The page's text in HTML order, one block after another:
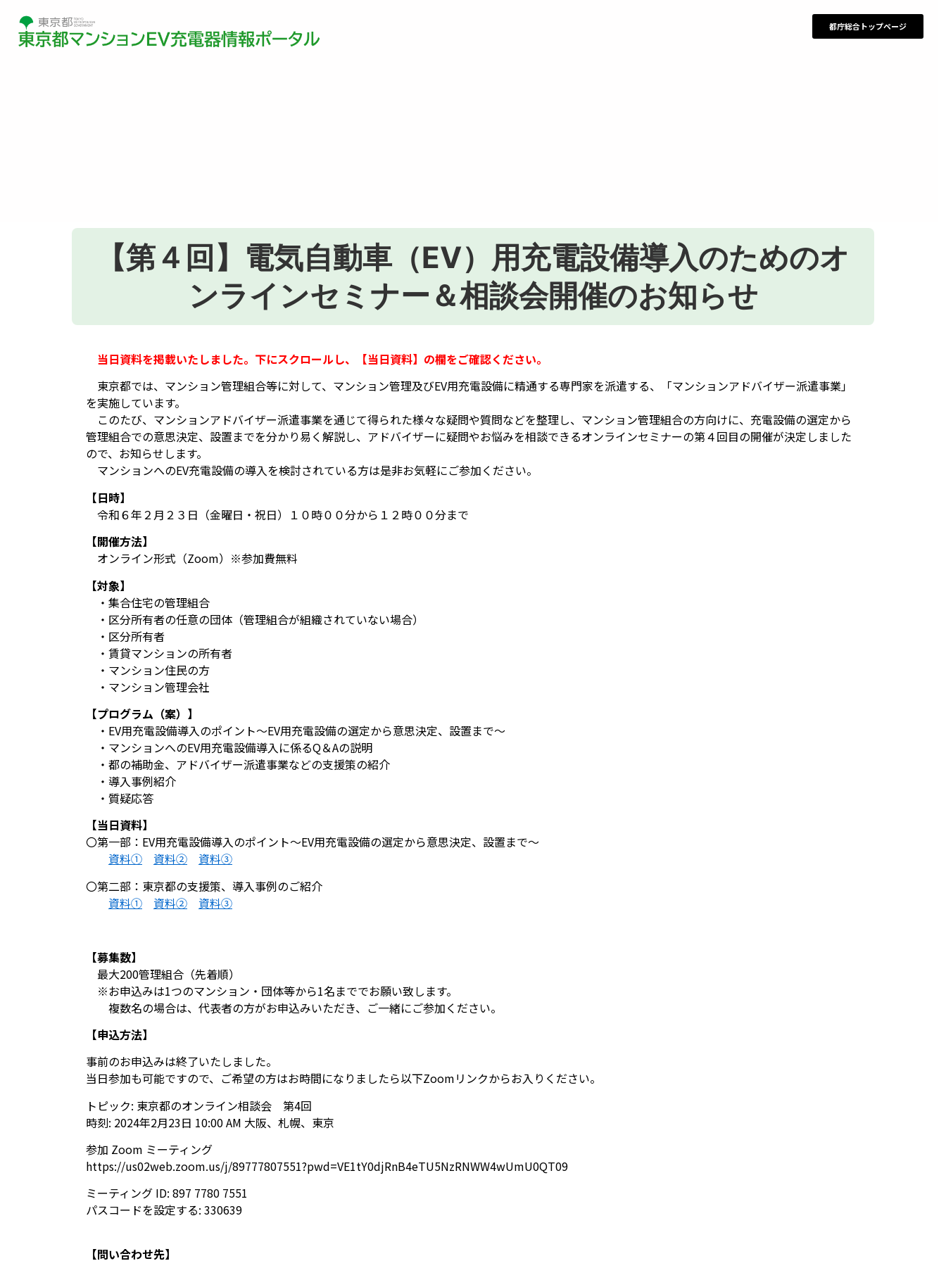
都庁総合トップページ
【第４回】電気自動車（EV）用充電設備導入のためのオ
ンラインセミナー＆相談会開催のお知らせ
当日資料を掲載いたしました。下にスクロールし、【当日資料】の欄をご確認ください。
東京都では、マンション管理組合等に対して、マンション管理及びEV用充電設備に精通する専門家を派遣する、「マンションアドバイザー派遣事業」
を実施しています。
このたび、マンションアドバイザー派遣事業を通じて得られた様々な疑問や質問などを整理し、マンション管理組合の方向けに、充電設備の選定から
管理組合での意思決定、設置までを分かり易く解説し、アドバイザーに疑問やお悩みを相談できるオンラインセミナーの第４回目の開催が決定しました
ので、お知らせします。
マンションへのEV充電設備の導入を検討されている方は是非お気軽にご参加ください。
【日時】
令和６年２月２３日（金曜日・祝日）１０時００分から１２時００分まで
【開催方法】
オンライン形式（Zoom）※参加費無料
【対象】
・集合住宅の管理組合
・区分所有者の任意の団体（管理組合が組織されていない場合）
・区分所有者
・賃貸マンションの所有者
・マンション住民の方
・マンション管理会社
【プログラム（案）】
・EV用充電設備導入のポイント～EV用充電設備の選定から意思決定、設置まで～
・マンションへのEV用充電設備導入に係るQ＆Aの説明
・都の補助金、アドバイザー派遣事業などの支援策の紹介
・導入事例紹介
・質疑応答
【当日資料】
〇第一部：EV用充電設備導入のポイント～EV用充電設備の選定から意思決定、設置まで～
資料①
資料②
資料③
〇第二部：東京都の支援策、導入事例のご紹介
資料①
資料②
資料③
【募集数】
最大200管理組合（先着順）
※お申込みは1つのマンション・団体等から1名まででお願い致します。
複数名の場合は、代表者の方がお申込みいただき、ご一緒にご参加ください。
【申込方法】
事前のお申込みは終了いたしました。
当日参加も可能ですので、ご希望の方はお時間になりましたら以下Zoomリンクからお入りください。
トピック: 東京都のオンライン相談会 第4回
時刻: 2024年2月23日 10:00 AM 大阪、札幌、東京
参加 Zoom ミーティング
https://us02web.zoom.us/j/89777807551?pwd=VE1tY0djRnB4eTU5NzRNWW4wUmU0QT09
ミーティング ID: 897 7780 7551
パスコードを設定する: 330639
【問い合わせ先】